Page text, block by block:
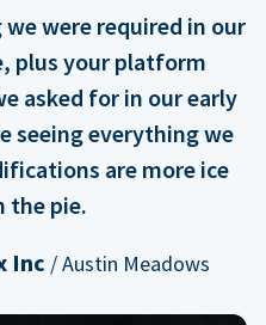
were required in our
plus your platform
asked for in our early
seeing everything we
are more ice
the pie.
Inc / Austin Meadows